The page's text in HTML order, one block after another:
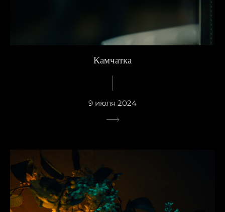
Камчатка
9 июля 2024